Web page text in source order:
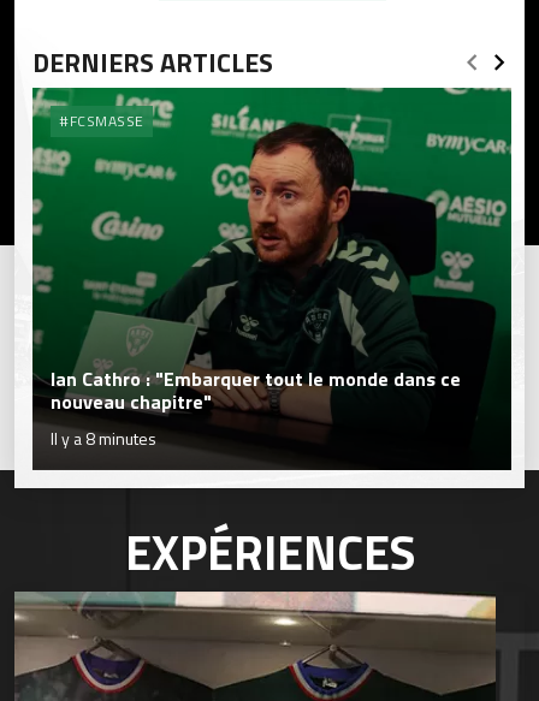
DERNIERS ARTICLES
#FCSMASSE
Ian Cathro : "Embarquer tout le monde dans ce
nouveau chapitre"
Il y a 8 minutes
EXPÉRIENCES